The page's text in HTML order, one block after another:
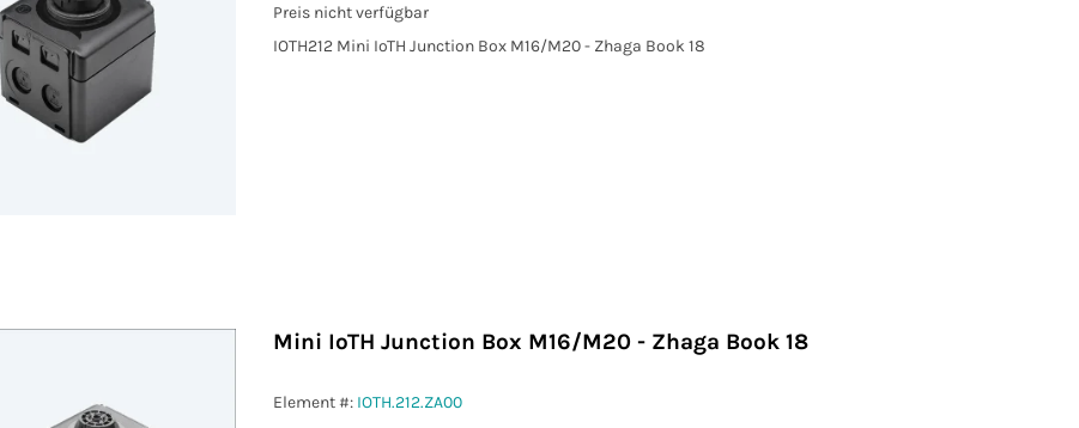
Preis nicht verfügbar
IOTH212 Mini IoTH Junction Box M16/M20 - Zhaga Book 18
Mini IoTH Junction Box M16/M20 - Zhaga Book 18
Element #: IOTH.212.ZA00